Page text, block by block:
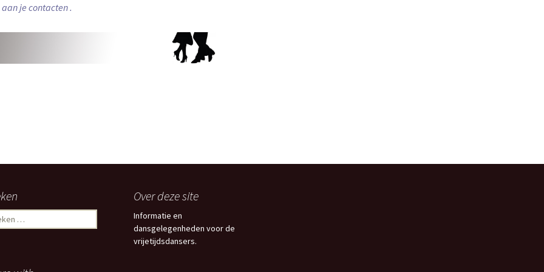
je contacten .
Over deze site
Informatie en
dansgelegenheden voor de
vrijetijdsdansers.